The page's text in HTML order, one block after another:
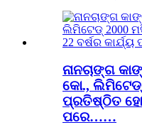
ନାନଚାଙ୍ଗ
କୋ., ଲିମିଟେଡ୍
ପ୍ରତିଷ୍ଠିତ
ପରେ……